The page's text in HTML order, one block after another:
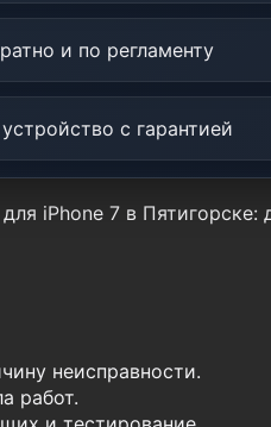
и по регламенту
с гарантией
iPhone 7 в
неисправности.
работ.